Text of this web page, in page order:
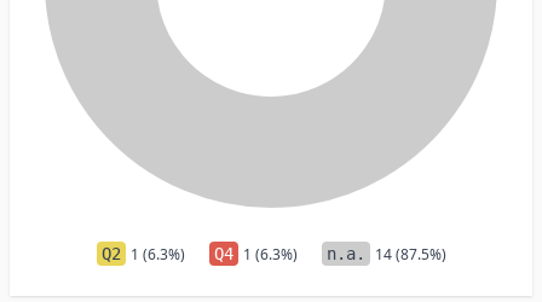
Q2 1 (6.3%) Q4 1 (6.3%) n.a. 14 (87.5%)